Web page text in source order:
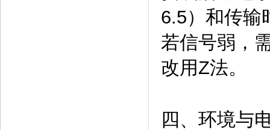
6.5）和传输
若信号弱，
改用Z法。
四、环境与